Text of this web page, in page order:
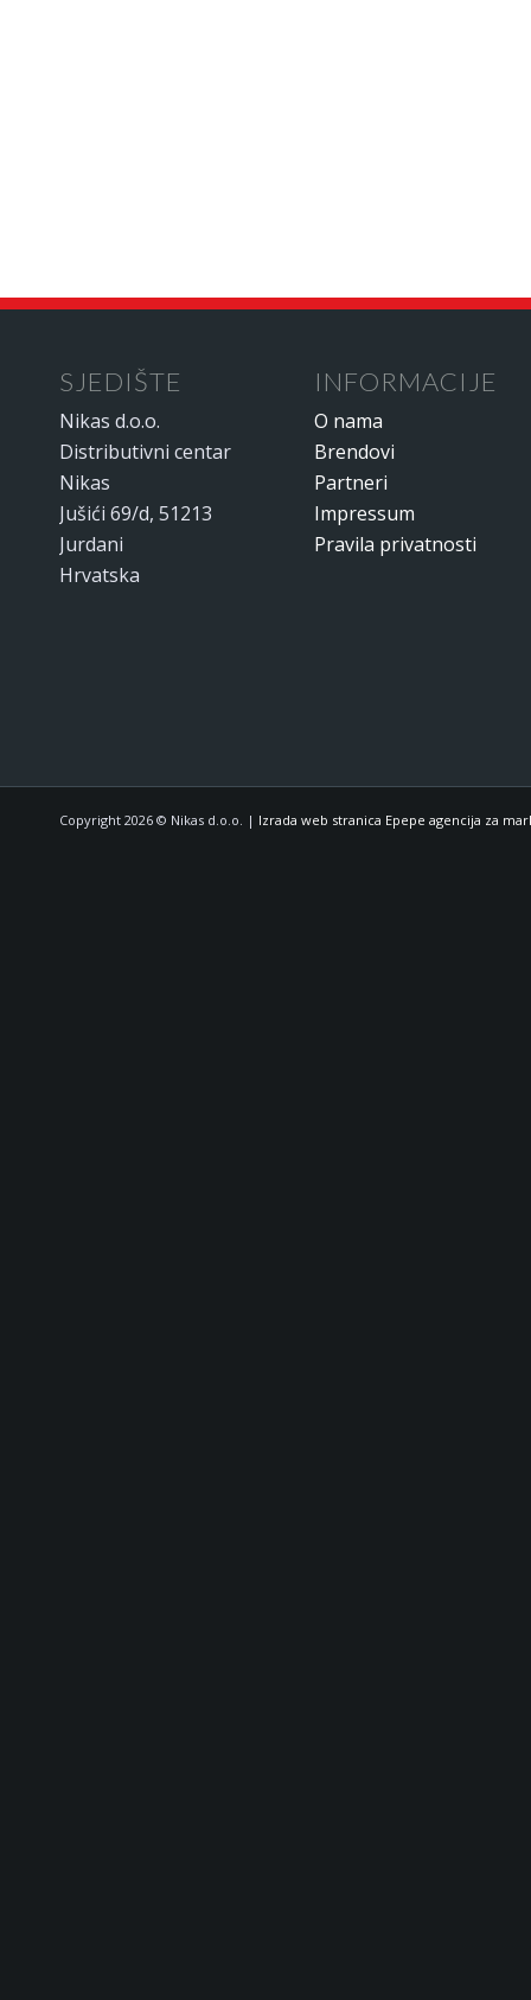
SJEDIŠTE
Nikas d.o.o.
Distributivni centar
Nikas
Jušići 69/d, 51213
Jurdani
Hrvatska
INFORMACIJE
O nama
Brendovi
Partneri
Impressum
Pravila privatnosti
Copyright 2026 © Nikas d.o.o. | Izrada web stranica Epepe agencija za